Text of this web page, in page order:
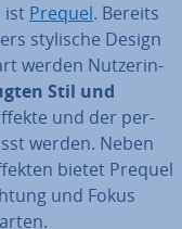
ist Prequel. Bereits
stylische Design
werden Nut­ze­rin­
Stil und
und der per­
werden. Neben
bietet Prequel
und Fokus